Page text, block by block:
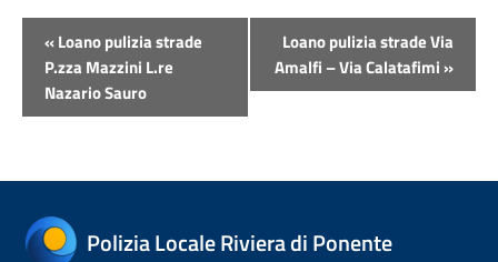
Evento
Navigazione
«Loano pulizia strade
P.zza Mazzini L.re
Nazario Sauro
Loano pulizia strade Via
Amalfi – Via Calatafimi»
Polizia Locale Riviera di Ponente